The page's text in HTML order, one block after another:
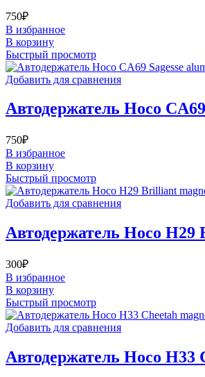
750₽
В избранное
В корзину
Быстрый просмотр
Добавить для сравнения
Автодержатель Hoco
750₽
В избранное
В корзину
Быстрый просмотр
Добавить для сравнения
Автодержатель Hoco
300₽
В избранное
В корзину
Быстрый просмотр
Добавить для сравнения
Автодержатель Hoco H33